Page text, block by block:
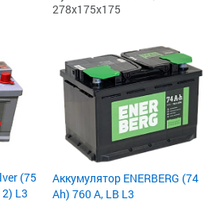
278x175x175
(75
L3
Аккумулятор ENERBERG (74
Ah) 760 А, LB L3